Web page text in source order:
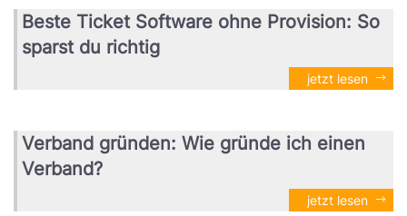
Beste Ticket Software ohne Provision: So
sparst du richtig
jetzt lesen
Verband gründen: Wie gründe ich einen
Verband?
jetzt lesen